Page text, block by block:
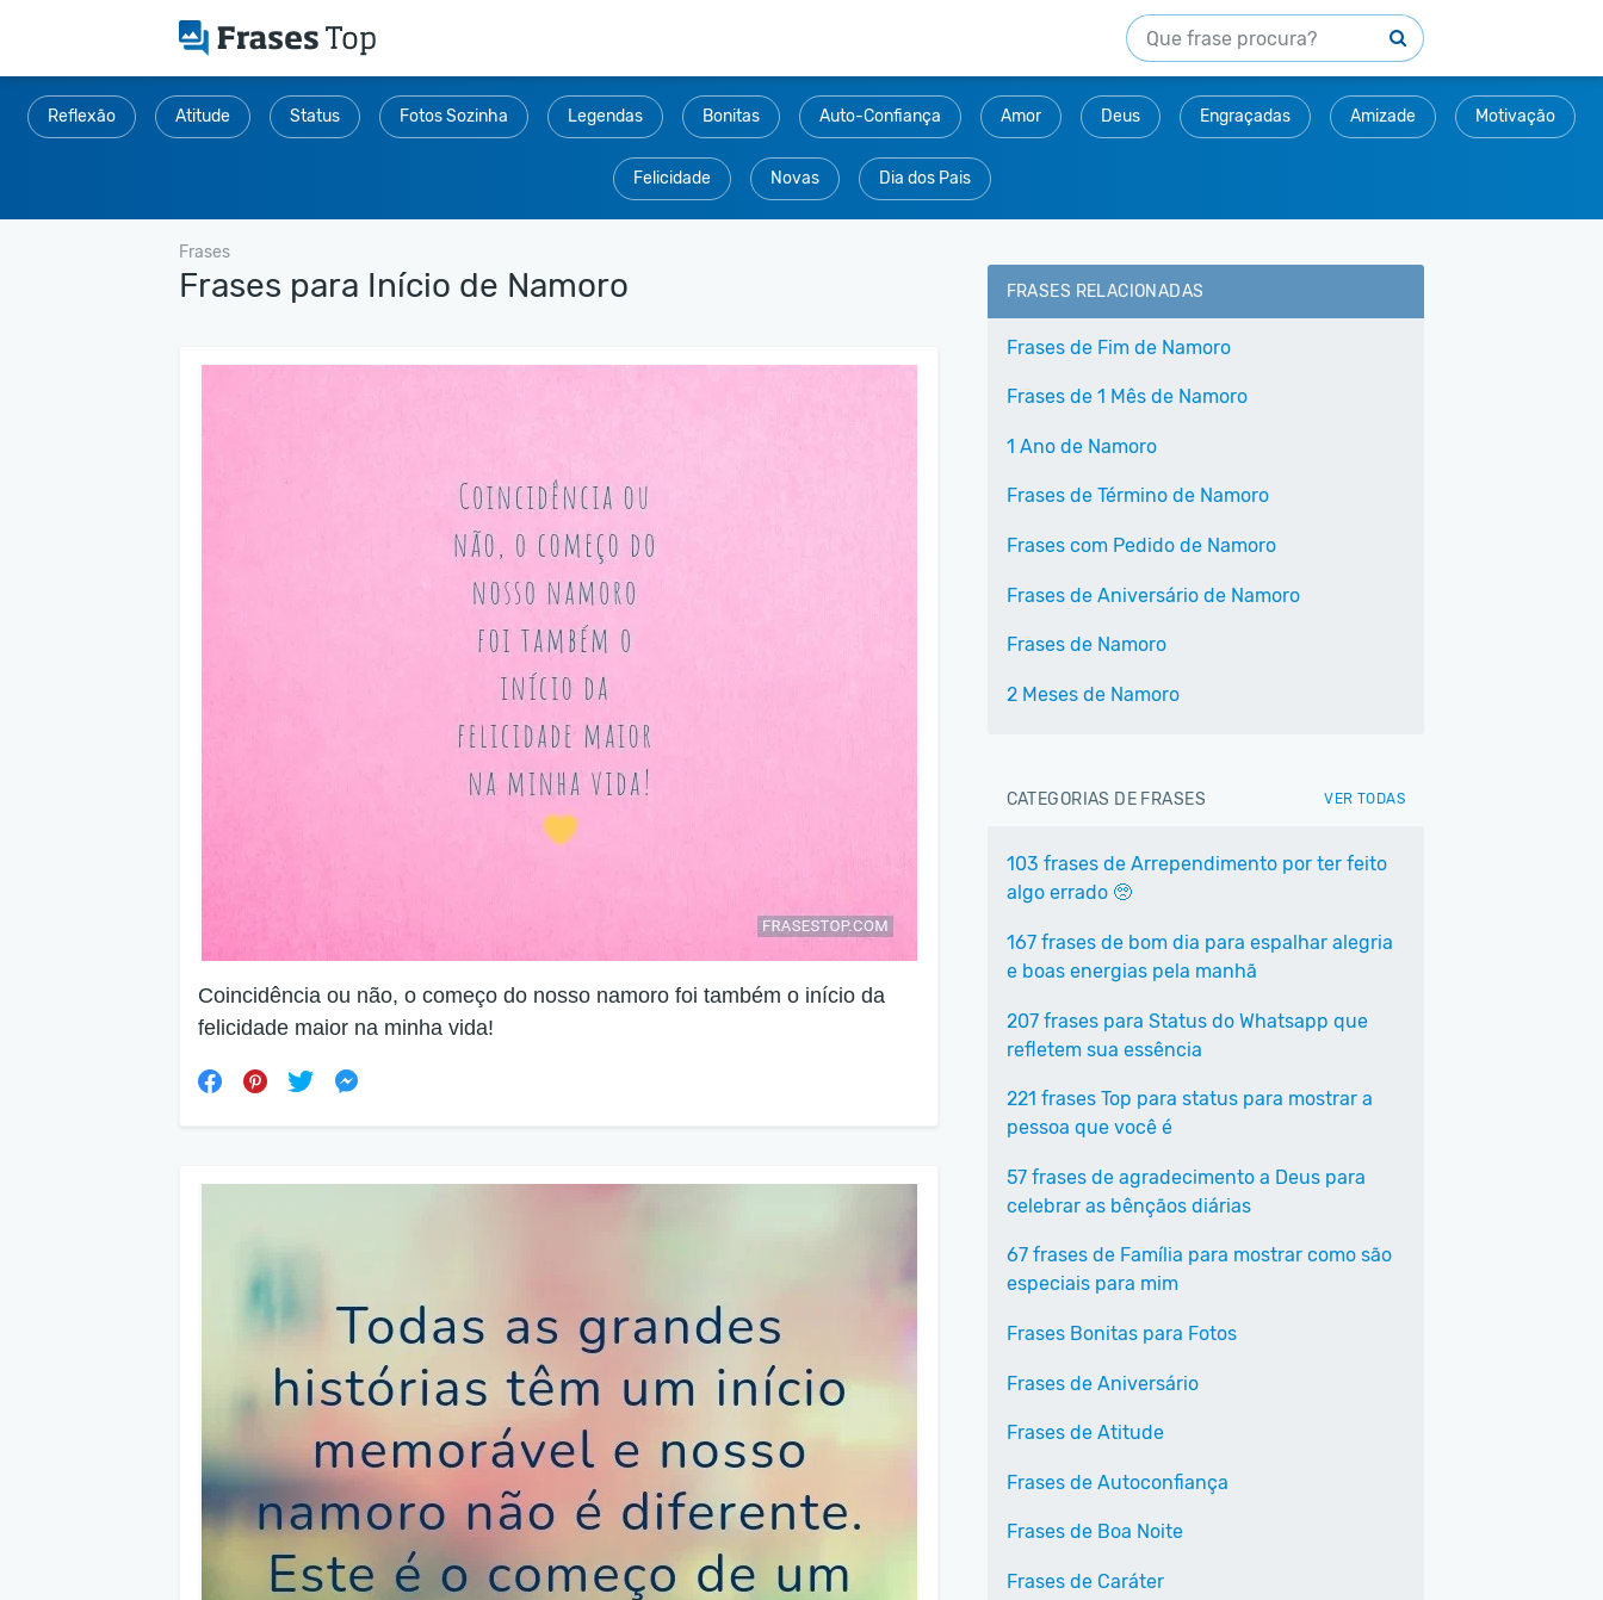
Reflexão Atitude Status Fotos Sozinha Legendas Bonitas Auto-Confiança Amor Deus Engraçadas Amizade Motivação
Felicidade Novas Dia dos Pais
Frases
Frases para Início de Namoro
Coincidência ou não, o começo do nosso namoro foi também o início da
felicidade maior na minha vida!
FRASES RELACIONADAS
Frases de Fim de Namoro
Frases de 1 Mês de Namoro
1 Ano de Namoro
Frases de Término de Namoro
Frases com Pedido de Namoro
Frases de Aniversário de Namoro
Frases de Namoro
2 Meses de Namoro
CATEGORIAS DE FRASES VER TODAS
103 frases de Arrependimento por ter feito
algo errado 🥺
167 frases de bom dia para espalhar alegria
e boas energias pela manhã
207 frases para Status do Whatsapp que
refletem sua essência
221 frases Top para status para mostrar a
pessoa que você é
57 frases de agradecimento a Deus para
celebrar as bênçãos diárias
67 frases de Família para mostrar como são
especiais para mim
Frases Bonitas para Fotos
Frases de Aniversário
Frases de Atitude
Frases de Autoconfiança
Frases de Boa Noite
Frases de Caráter